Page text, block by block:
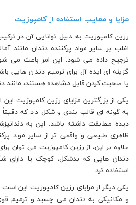
مزایا و معایب استفاده از کامپوزیت
رزین کامپوزیت به دلیل توانایی آن در
اغلب بر سایر مواد پرکننده دندان مانند
ترجیح داده می شود. این امر باعث می
گزینه ای ایده آل برای ترمیم دندان هایی
یا صحبت کردن قابل مشاهده هستند، مانند
یکی از بزرگترین مزایای رزین کامپوزیت
به گونه ای قالب بندی و شکل داد که
دیده مطابقت داشته باشد. این به
ظاهری طبیعی و واقعی تر از سایر مواد
علاوه بر این، از رزین کامپوزیت می توان
دندان هایی که بدشکل، کوچک یا دارای
استفاده کرد.
یکی دیگر از مزایای رزین کامپوزیت این
و مکانیکی به دندان می چسبد و ترمیم قوی